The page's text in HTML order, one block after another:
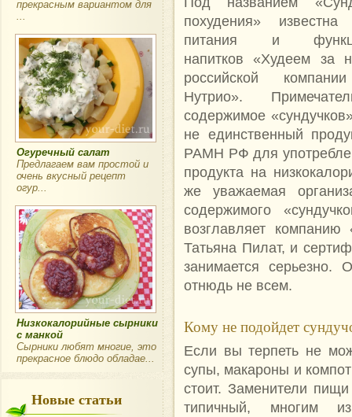
прекрасным вариантом для
...
Огуречный салат
Предлагаем вам простой и
очень вкусный рецепт
огур...
Низкокалорийные сырники
с манкой
Сырники любят многие, это
прекрасное блюдо обладае...
Новые статьи
похудения» известна
питания и
напитков «Худеем за
российской
Нутрио».
содержимое
не единственный
РАМН РФ для
продукта на
же уважаемая
содержимого
возглавляет компанию
Татьяна Пилат, и
занимается серьезно.
отнюдь не всем.
Кому не подойдет
Если вы терпеть не
супы, макароны и
стоит. Заменители
типичный, многим